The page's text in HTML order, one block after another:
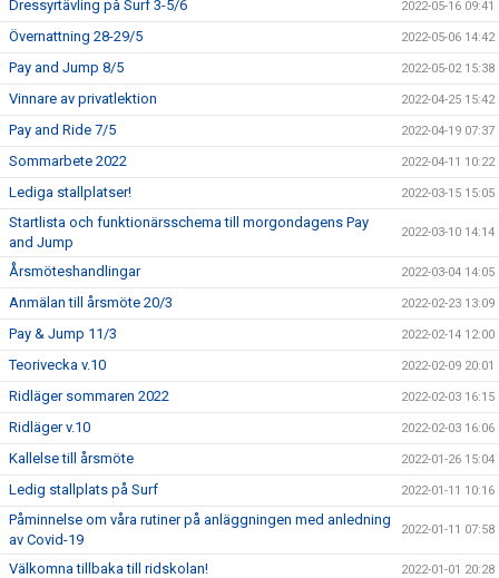
Dressyrtävling på Surf 3-5/6 2022-05-16 09:41
Övernattning 28-29/5 2022-05-06 14:42
Pay and Jump 8/5 2022-05-02 15:38
Vinnare av privatlektion 2022-04-25 15:42
Pay and Ride 7/5 2022-04-19 07:37
Sommarbete 2022 2022-04-11 10:22
Lediga stallplatser! 2022-03-15 15:05
Startlista och funktionärsschema till morgondagens Pay
and Jump
2022-03-10 14:14
Årsmöteshandlingar 2022-03-04 14:05
Anmälan till årsmöte 20/3 2022-02-23 13:09
Pay & Jump 11/3 2022-02-14 12:00
Teorivecka v.10 2022-02-09 20:01
Ridläger sommaren 2022 2022-02-03 16:15
Ridläger v.10 2022-02-03 16:06
Kallelse till årsmöte 2022-01-26 15:04
Ledig stallplats på Surf 2022-01-11 10:16
Påminnelse om våra rutiner på anläggningen med anledning
av Covid-19
2022-01-11 07:58
Välkomna tillbaka till ridskolan! 2022-01-01 20:28